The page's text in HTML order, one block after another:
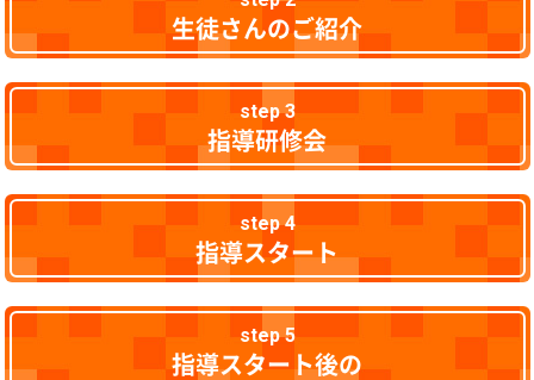
生徒さんのご紹介
step 3
指導研修会
step 4
指導スタート
step 5
指導スタート後の